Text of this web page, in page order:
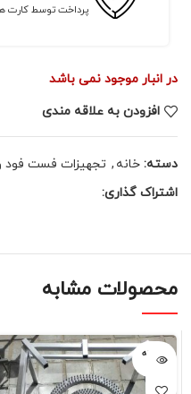
پرداخت توسط
در انبار موجود نمی باشد
افزودن به علاقه مندی
دسته: خانه , تجهیزات فست فود
اشتراک گذاری:
محصولات مشابه
فروخته
شده